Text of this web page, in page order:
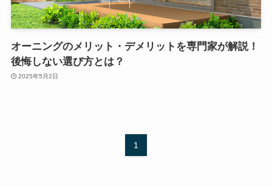
オーニングのメリット・デメリットを専門家が解説！
後悔しない選び方とは？
2025年5月2日
1